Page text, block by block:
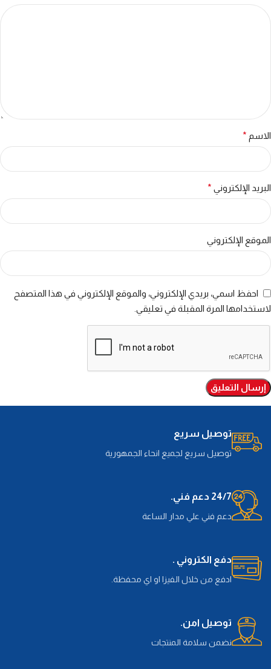
الاسم *
البريد الإلكتروني *
الموقع الإلكتروني
احفظ اسمي، بريدي الإلكتروني، والموقع الإلكتروني في هذا المتصفح
لاستخدامها المرة المقبلة في تعليقي.
توصيل سريع
توصيل سريع لجميع انحاء الجمهورية
24/7 دعم فني.
دعم فني علي مدار الساعة
دفع الكتروني .
ادفع من خلال الفيزا او اي محفظة.
توصيل امن.
نضمن سلامة المنتجات